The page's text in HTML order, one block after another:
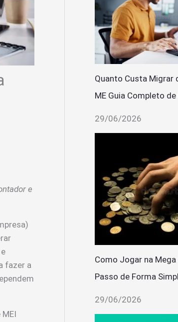
e
fazer a
Quanto Custa Migrar
ME Guia Completo
29/06/2026
Como Jogar na Mega
Passo de Forma
29/06/2026